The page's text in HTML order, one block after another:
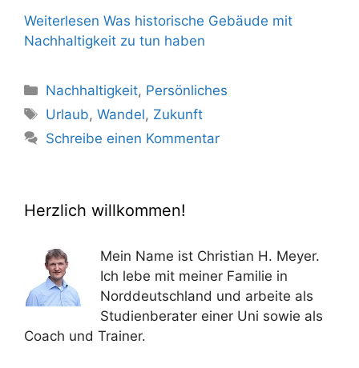
Weiterlesen Was historische Gebäude mit
Nachhaltigkeit zu tun haben
Kategorien
Nachhaltigkeit, Persönliches
Schlagwörter
Urlaub,Wandel, Zukunft
Schreibe einen Kommentar
Herzlich willkommen!
Mein Name ist Christian H. Meyer.
Ich lebe mit meiner Familie in
Norddeutschland und arbeite als
Studienberater einer Uni sowie als
Coach und Trainer.